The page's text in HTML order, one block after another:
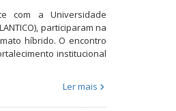
com a Universidade
participaram na
híbrido. O encontro
institucional
Ler mais